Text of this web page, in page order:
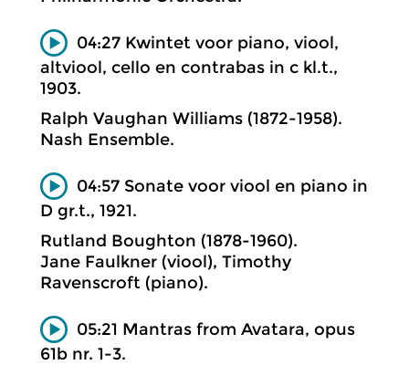
04:27 Kwintet voor piano, viool,
altviool, cello en contrabas in c kl.t.,
1903.
Ralph Vaughan Williams (1872-1958).
Nash Ensemble.
04:57 Sonate voor viool en piano in
D gr.t., 1921.
Rutland Boughton (1878-1960).
Jane Faulkner (viool), Timothy
Ravenscroft (piano).
05:21 Mantras from Avatara, opus
61b nr. 1-3.